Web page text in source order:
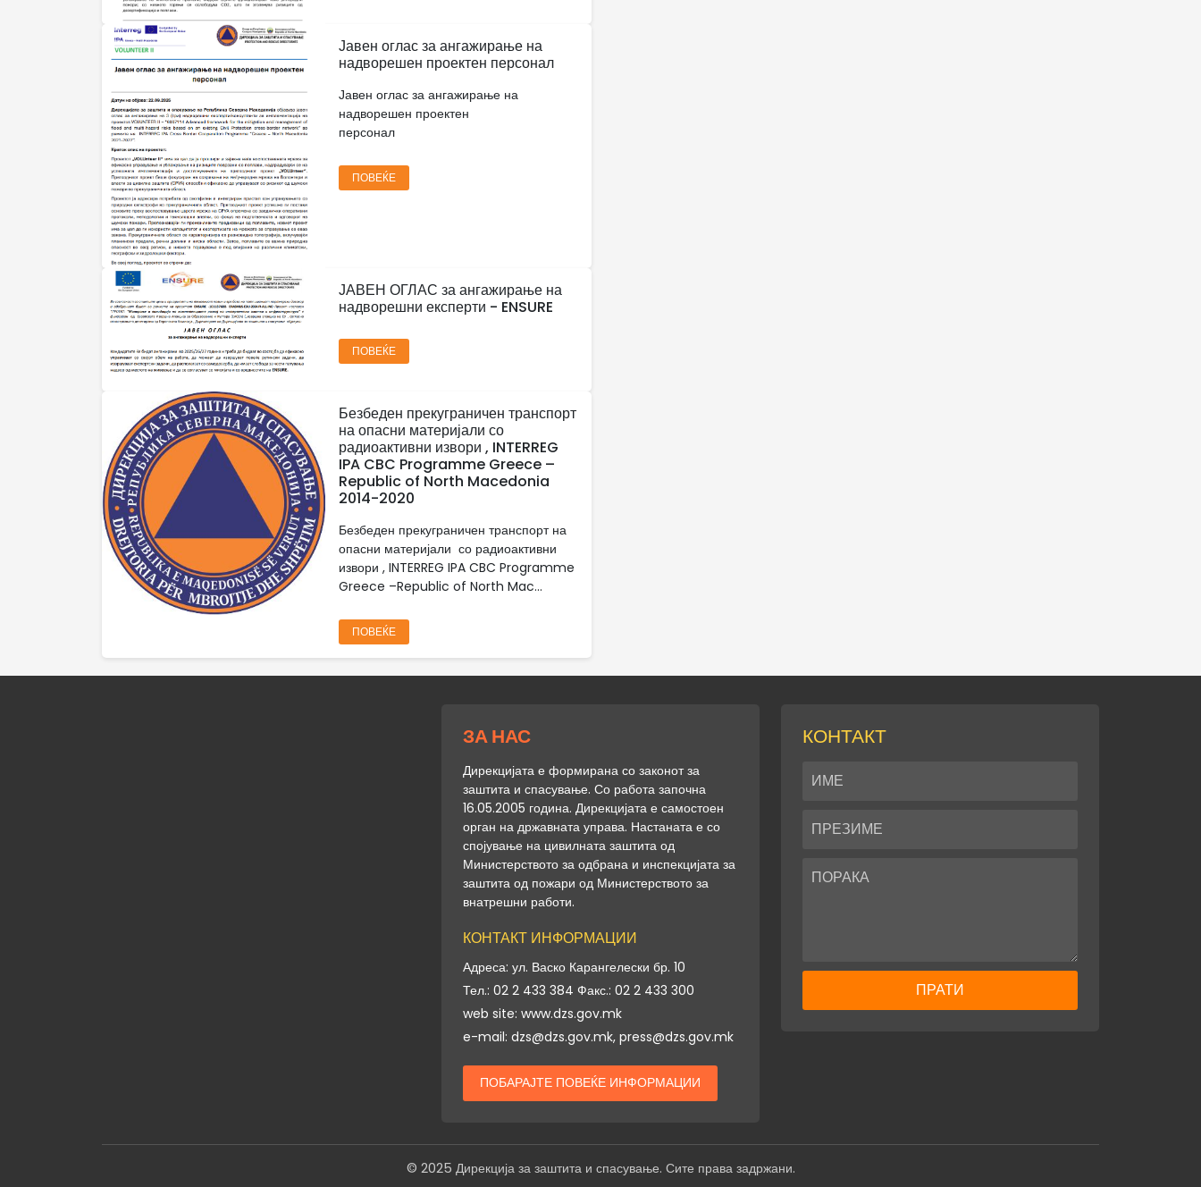
Јавен оглас за ангажирање на
надворешен проектен персонал
Јавен оглас за ангажирање на
надворешен проектен
персонал
ПОВЕЌЕ
ЈАВЕН ОГЛАС за ангажирање на
надворешни експерти - ENSURE
ПОВЕЌЕ
Безбеден прекуграничен транспорт
на опасни материјали со
радиоактивни извори , INTERREG
IPA CBC Programme Greece –
Republic of North Macedonia
2014-2020
Безбеден прекуграничен транспорт на
опасни материјали со радиоактивни
извори , INTERREG IPA CBC Programme
Greece –Republic of North Mac...
ПОВЕЌЕ
ЗА НАС
Дирекцијата е формирана со законот за
заштита и спасување. Со работа започна
16.05.2005 година. Дирекцијата е самостоен
орган на државната управа. Настаната е со
спојување на цивилната заштита од
Министерството за одбрана и инспекцијата за
заштита од пожари од Министерството за
внатрешни работи.
КОНТАКТ ИНФОРМАЦИИ
Адреса: ул. Васко Карангелески бр. 10
Тел.: 02 2 433 384 Факс.: 02 2 433 300
web site: www.dzs.gov.mk
e-mail: dzs@dzs.gov.mk, press@dzs.gov.mk
ПОБАРАЈТЕ ПОВЕЌЕ ИНФОРМАЦИИ
КОНТАКТ
ПРАТИ
© 2025 Дирекција за заштита и спасување. Сите права задржани.